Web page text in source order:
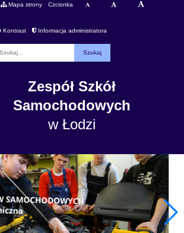
Mapa strony Czcionka
Kontrast Informacja administratora
Zespół Szkół
Samochodowych
w Łodzi